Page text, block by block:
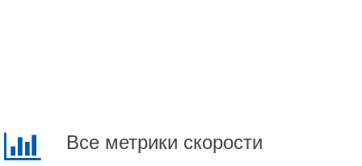
Все метрики скорости